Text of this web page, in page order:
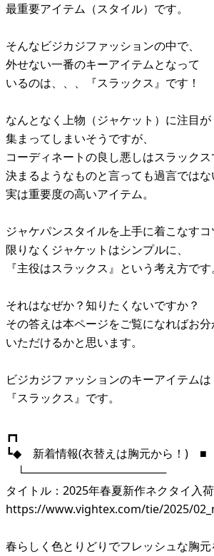
最重要アイテム（スタイル）です。
そんなビジカジファッションの中で、
外せない一番のキーアイテムとなって
いるのは、、、『スラックス』です！
なんとなく上物（ジャケット）に注目が
集まってしまいそうですが、
コーディネートの良し悪しはスラックス
決まるようなものと言っても過言ではな
実は重要度の高いアイテム。
ジャケパンスタイルを上手に着こなすコ
限りなくジャケットはシンプルに、
『主役はスラックス』という考え方です。
それはなぜか？知りたくないですか？
その答えは本ページをご覧になればお分
いただけるかと思います。
ビジカジファッションのキーアイテムは
『スラックス』です。
┏┓
┗◆ 新着情報(衣替えは胸元から！) ■
└──────────────────
タイトル：2025年春夏新作ネクタイ入荷
https://www.vightex.com/tie/2025/
春らしく色とりどりでフレッシュな胸元